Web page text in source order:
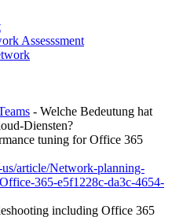
Assesssment
- Welche Bedeutung hat
Diensten?
tuning for Office 365
article/Network-planning-
365-e5f1228c-da3c-4654-
including Office 365